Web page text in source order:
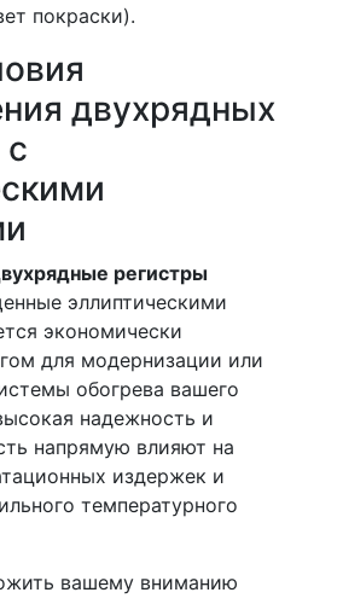
покраски).
двухрядных
с
регистры
эллиптическими
экономически
для модернизации или
обогрева вашего
надежность и
напрямую влияют на
издержек и
температурного
вашему вниманию